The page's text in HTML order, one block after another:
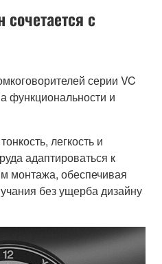
с
серии VC
функциональности и
легкость и
адаптироваться к
монтажа, обеспечивая
без ущерба дизайну